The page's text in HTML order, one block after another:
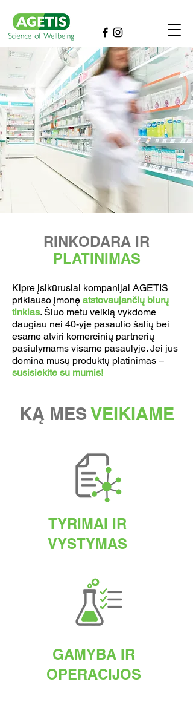
RINKODARA IR
PLATINIMAS
Kipre įsikūrusiai kompanijai AGETIS
priklauso įmonę atstovaujančių biurų
tinklas. Šiuo metu veiklą vykdome
daugiau nei 40-yje pasaulio šalių bei
esame atviri komercinių partnerių
pasiūlymams visame pasaulyje. Jei jus
domina mūsų produktų platinimas –
susisiekite su mumis!
KĄ MESVEIKIAME
TYRIMAI IR
VYSTYMAS
GAMYBA IR
OPERACIJOS